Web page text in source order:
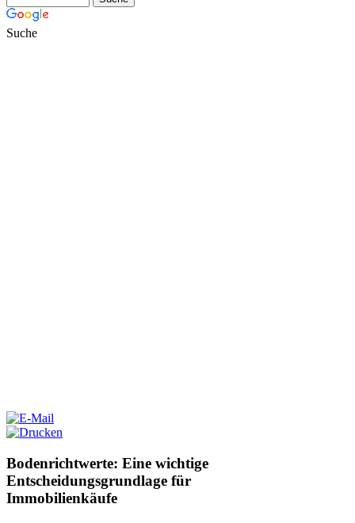
Suche
Bodenrichtwerte: Eine wichtige
Entscheidungsgrundlage für
Immobilienkäufe